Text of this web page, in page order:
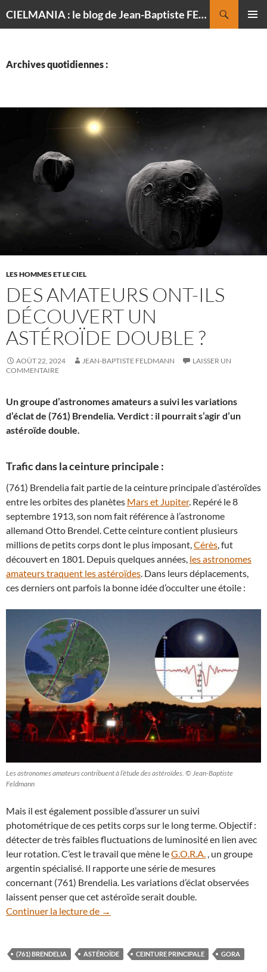
CIELMANIA : le blog de Jean-Baptiste FELDMANN, photographe du ciel
Archives quotidiennes :
LES HOMMES ET LE CIEL
DES AMATEURS ONT-ILS
DÉCOUVERT UN
ASTÉROÏDE DOUBLE ?
AOÛT 22, 2024 JEAN-BAPTISTE FELDMANN
LAISSER UN
COMMENTAIRE
Un groupe d’astronomes amateurs a suivi les variations
d’éclat de (761) Brendelia. Verdict : il pourrait s’agir d’un
astéroïde double.
Trafic dans la ceinture principale :
(761) Brendelia fait partie de la ceinture principale d’astéroïdes
entre les orbites des planètes Mars et Jupiter. Repéré le 8
septembre 1913, son nom fait référence à l’astronome
allemand Otto Brendel. Cette ceinture contient plusieurs
millions de petits corps dont le plus imposant,Cérès, fut
découvert en 1801. Depuis quelques années, les astronomes
amateurs traquent les astéroïdes. Dans leurs déplacements,
ces derniers ont parfois la bonne idée d’occulter une étoile :
Les astronomes amateurs contribuent à l’étude des astéroïdes. © Jean-Baptiste
Feldmann
Mais il est également possible d’assurer un suivi
photométrique de ces petits corps sur le long terme. Objectif :
détecter de très faibles fluctuations de luminosité en lien avec
leur rotation. C’est le travail que mène leG.O.R.A.
, un groupe
argentin spécialisé. Il rapporte une série de mesures
concernant (761) Brendelia. Les variations d’éclat observées
laissent penser que cet astéroïde serait double.
Continuer la lecture de
Des amateurs ont-ils découvert un
→
(761) BRENDELIA ASTÉROÏDE CEINTURE PRINCIPALE GORA